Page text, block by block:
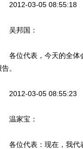
03-05 08:55:18
邦国：
位代表，今天的全体会
。
03-05 08:55:23
家宝：
位代表：现在，我代表